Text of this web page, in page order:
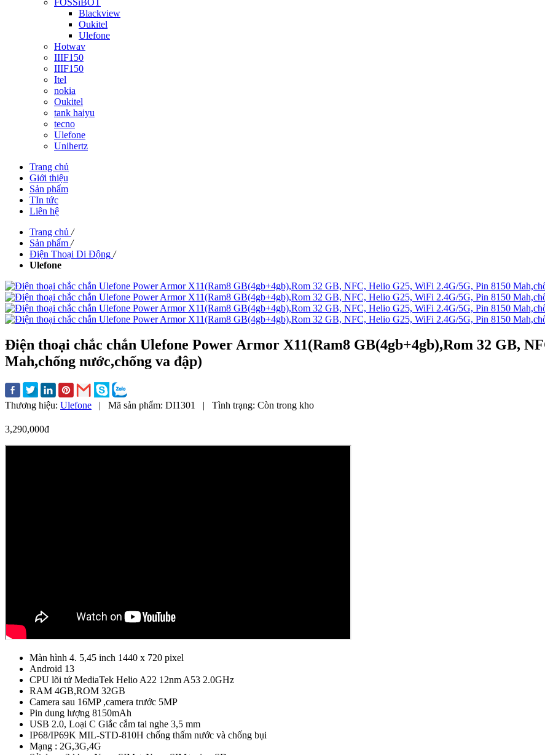
Blackview
Oukitel
Ulefone
Hotwav
IIIF150
IIIF150
Itel
nokia
Oukitel
tank haiyu
tecno
Ulefone
Unihertz
Trang chủ
Giới thiệu
Sản phẩm
TIn tức
Liên hệ
Trang chủ /
Sản phẩm /
Điện Thoại Di Động /
Ulefone
Điện thoại chắc chắn Ulefone Power Armor X11(Ram8 GB(4gb+4gb),Rom 32 GB,
Mah,chống nước,chống va đập)
Thương hiệu: Ulefone | Mã sản phẩm: DI1301 | Tình trạng: Còn trong kho
3,290,000đ
Màn hình 4. 5,45 inch 1440 x 720 pixel
Android 13
CPU lõi tứ MediaTek Helio A22 12nm A53 2.0GHz
RAM 4GB,ROM 32GB
Camera sau 16MP ,camera trước 5MP
Pin dung lượng 8150mAh
USB 2.0, Loại C Giắc cắm tai nghe 3,5 mm
IP68/IP69K MIL-STD-810H chống thấm nước và chống bụi
Mạng : 2G,3G,4G